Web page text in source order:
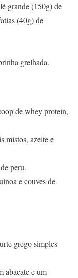
grande (150g) de
(40g) de
grelhada.
de whey protein,
mistos, azeite e
peru.
e couves de
grego simples
abacate e um